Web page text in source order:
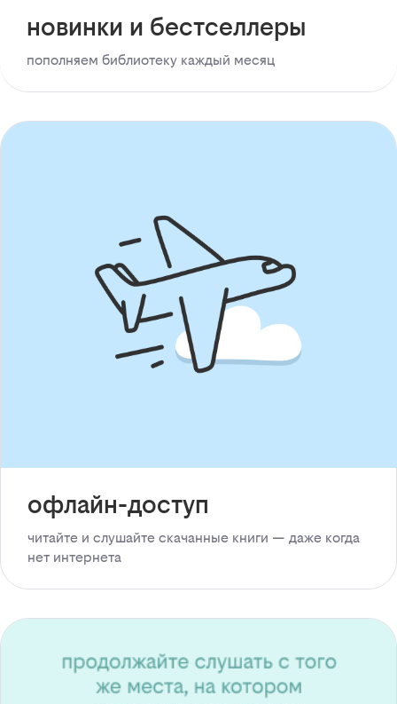
новинки и бестселлеры
пополняем библиотеку каждый месяц
офлайн-доступ
читайте и слушайте скачанные книги — даже когда
нет интернета